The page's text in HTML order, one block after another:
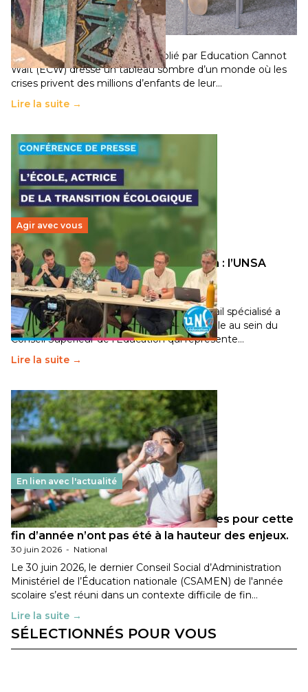
chocs climatiques et des déplacements de
population
11 juillet 2026- National
Un nouveau rapport mondial publié par Education Cannot
Wait (ECW) dresse un tableau sombre d’un monde où les
crises privent des millions d’enfants de leur…
Lire la suite →
Agir avec vous
Transition écologique de l’éducation : l’UNSA
Éducation fait bouger les lignes
30 juin 2026-National
Pendant plusieurs mois, un groupe de travail spécialisé a
travaillé sur la transition écologique de l’Ecole au sein du
Conseil Supérieur de l’Éducation qui représente…
Lire la suite →
En lien avec l'actualité
Les décisions ministérielles attendues pour cette
fin d’année n’ont pas été à la hauteur des enjeux.
30 juin 2026 - National
Le 30 juin 2026, le dernier Conseil Social d’Administration
Ministériel de l’Éducation nationale (CSAMEN) de l'année
scolaire s’est réuni dans un contexte difficile de fin…
Lire la suite →
SÉLECTIONNÉS POUR VOUS